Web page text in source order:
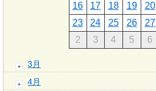
16
17 18 19 20
23
24 25 26 27
2
3 4 5 6
3月
4月